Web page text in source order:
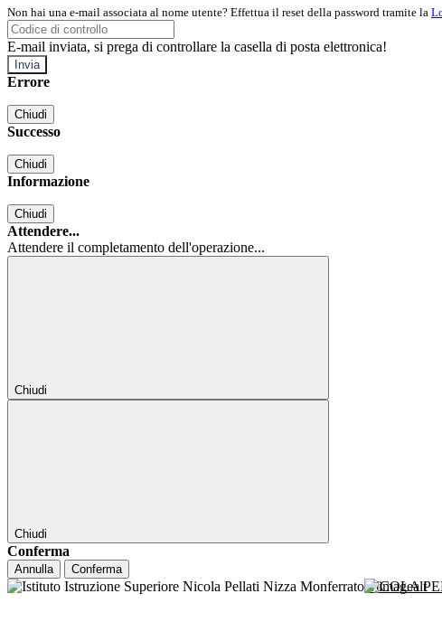
Non hai una e-mail associata al nome utente? Effettua il reset della password tramite la
E-mail inviata, si prega di controllare la casella di posta elettronica!
Errore
Chiudi
Successo
Chiudi
Informazione
Chiudi
Attendere...
Attendere il completamento dell'operazione...
Chiudi
Chiudi
Conferma
Annulla Conferma
NICOLA